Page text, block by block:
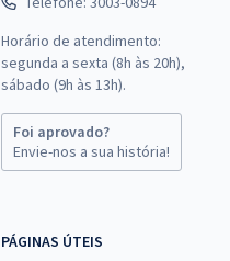
Horário de atendimento:
segunda a sexta (8h às 20h),
sábado (9h às 13h).
Foi aprovado?
Envie-nos a sua história!
PÁGINAS ÚTEIS